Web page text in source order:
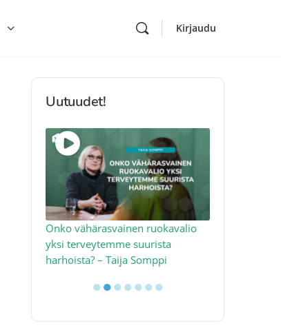
Kirjaudu
Uutuudet!
Onko vähärasvainen ruokavalio
yksi terveytemme suurista
harhoista? – Taija Somppi
●●●●●●●